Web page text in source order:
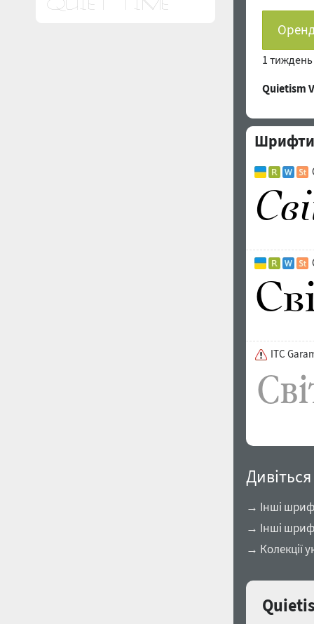
1
Quietism
Шрифти
ITC
→ Інші
→ Інші
→ Колекції